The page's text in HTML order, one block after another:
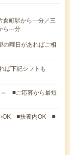
倉町駅から---分／三
ら---分
の曜日があればご相
ば下記シフトも
～ ■ご応募から最短
OK ■扶養内OK ■